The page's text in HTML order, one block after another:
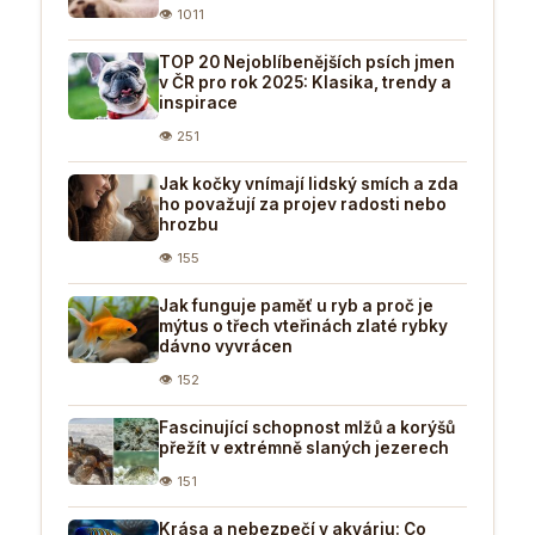
👁 1011
TOP 20 Nejoblíbenějších psích jmen
v ČR pro rok 2025: Klasika, trendy a
inspirace
👁 251
Jak kočky vnímají lidský smích a zda
ho považují za projev radosti nebo
hrozbu
👁 155
Jak funguje paměť u ryb a proč je
mýtus o třech vteřinách zlaté rybky
dávno vyvrácen
👁 152
Fascinující schopnost mlžů a korýšů
přežít v extrémně slaných jezerech
👁 151
Krása a nebezpečí v akváriu: Co